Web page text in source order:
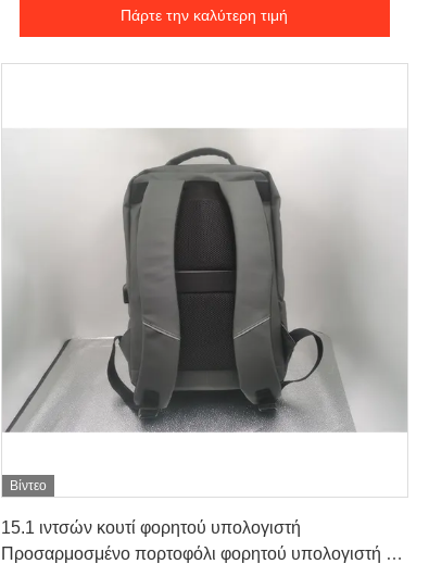
Πάρτε την καλύτερη τιμή
Βίντεο
15.1 ιντσών κουτί φορητού υπολογιστή
Προσαρμοσμένο πορτοφόλι φορητού υπολογιστή με